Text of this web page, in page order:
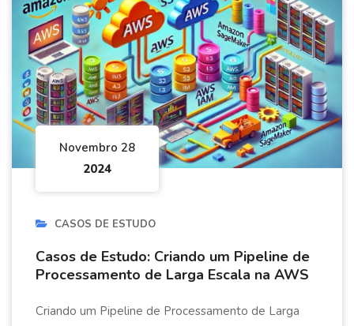
Novembro 28
2024
CASOS DE ESTUDO
Casos de Estudo: Criando um Pipeline de
Processamento de Larga Escala na AWS
Criando um Pipeline de Processamento de Larga